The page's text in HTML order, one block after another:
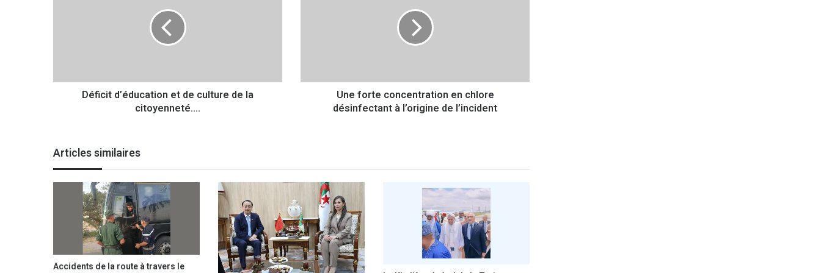
’
t
i
o
Déficit d’éducation et de culture de la
citoyenneté....
c
r
a
i
o
n
e
n
Une forte concentration en chlore
désinfectant à l’origine de l’incident
Articles similaires
Accidents de la route à travers le